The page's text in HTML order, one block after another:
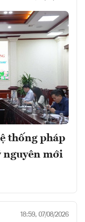
thống pháp
mới
18:59, 07/08/2026